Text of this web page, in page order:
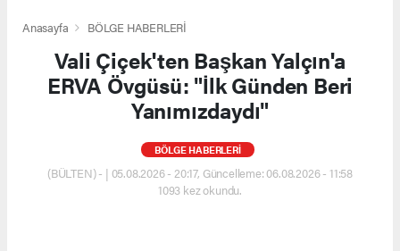
Anasayfa BÖLGE HABERLERİ
Vali Çiçek'ten Başkan Yalçın'a
ERVA Övgüsü: "İlk Günden Beri
Yanımızdaydı"
BÖLGE HABERLERİ
(BÜLTEN) - | 05.08.2026 - 20:17, Güncelleme: 06.08.2026 - 11:58
1093 kez okundu.